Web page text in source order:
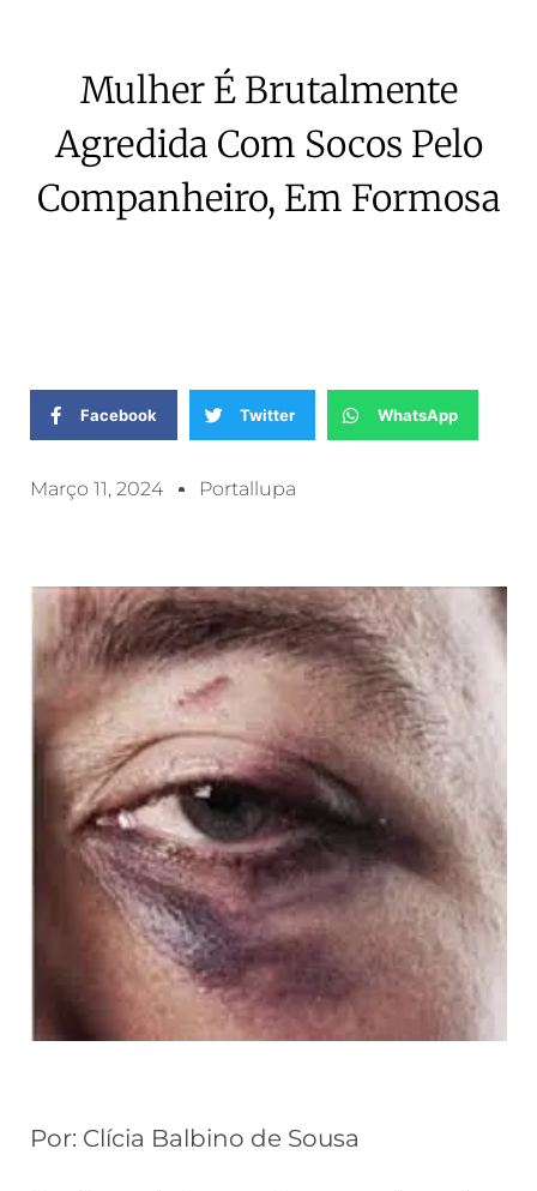
Mulher É Brutalmente
Agredida Com Socos Pelo
Companheiro, Em Formosa
Facebook Twitter WhatsApp
Março 11, 2024 Portallupa
Por: Clícia Balbino de Sousa